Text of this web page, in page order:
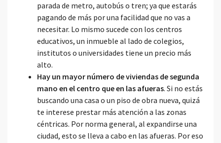
parada de metro, autobús o tren; ya que estarás
pagando de más por una facilidad que no vas a
necesitar. Lo mismo sucede con los centros
educativos, un inmueble al lado de colegios,
institutos o universidades tiene un precio más
alto.
Hay un mayor número de viviendas de segunda
mano en el centro que en las afueras. Si no estás
buscando una casa o un piso de obra nueva, quizá
te interese prestar más atención a las zonas
céntricas. Por norma general, al expandirse una
ciudad, esto se lleva a cabo en las afueras. Por eso